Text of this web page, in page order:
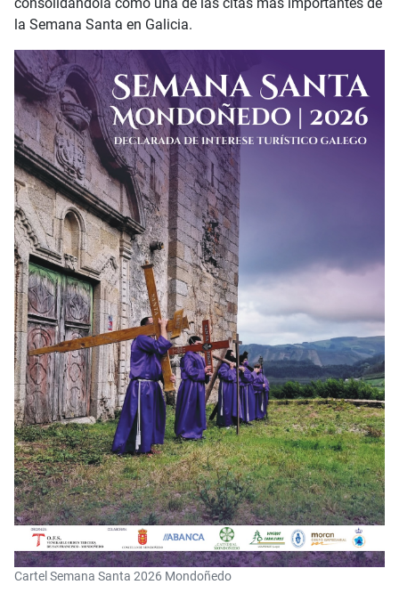
la Semana Santa en Galicia.
Cartel Semana Santa 2026 Mondoñedo